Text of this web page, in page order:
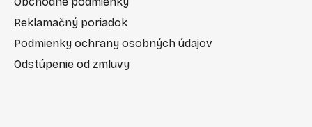
Reklamačný poriadok
Podmienky ochrany osobných údajov
Odstúpenie od zmluvy